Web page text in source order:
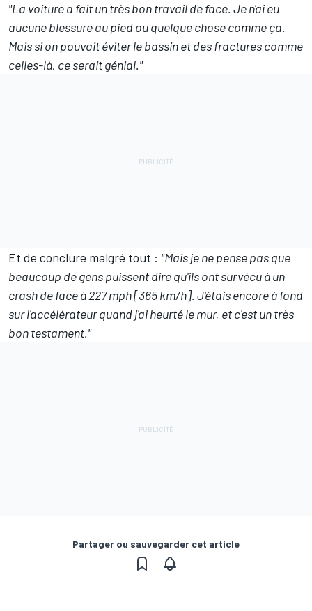
"La voiture a fait un très bon travail de face. Je n'ai eu
aucune blessure au pied ou quelque chose comme ça.
Mais si on pouvait éviter le bassin et des fractures comme
celles-là, ce serait génial."
Et de conclure malgré tout : "Mais je ne pense pas que
beaucoup de gens puissent dire qu'ils ont survécu à un
crash de face à 227 mph [365 km/h]. J'étais encore à fond
sur l'accélérateur quand j'ai heurté le mur, et c'est un très
bon testament."
Partager ou sauvegarder cet article